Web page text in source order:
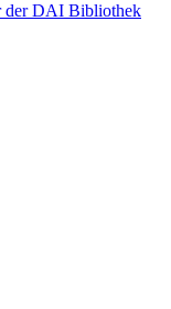
der DAI Bibliothek